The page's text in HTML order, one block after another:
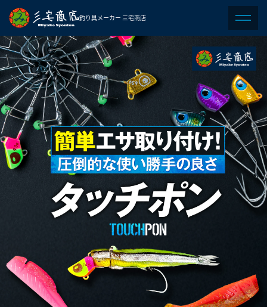
釣り具メーカー 三宅商店